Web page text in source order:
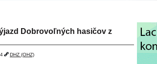
Dobrovoľných hasičov z
DHZ (OHZ)